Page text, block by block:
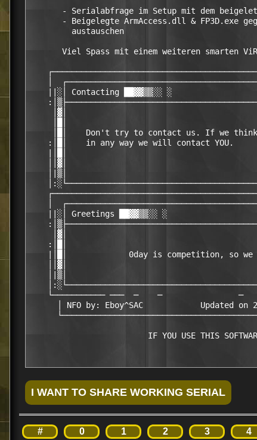
- Serialabfrage im Setup mit dem
- Beigelegte ArmAccess.dll & FP3D.exe
         austauschen
Viel Spass mit einem weiteren smarten
│
||░│ Contacting ██▓▓▒▒░░ ░
│▓│
│█│    Don't try to contact us. If we
:│█│    in any way we will contact YOU.
││▓│
│|▒│
│
||░│ Greetings ██▓▓▒▒░░ ░
│▓│
:│█│
|│█│             0day is competition, so we
││▓│
│|▒│
└─────────── ───  ─    ─                ─
│ NFO by: Eboy^SAC            Updated on
# 0 1 2 3 4